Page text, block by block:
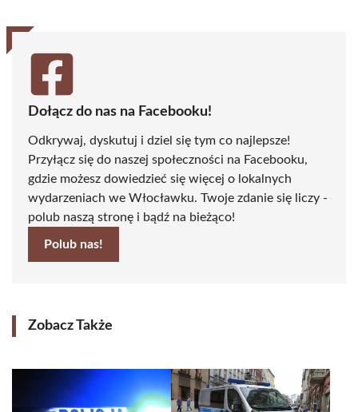
Dołącz do nas na Facebooku!
Odkrywaj, dyskutuj i dziel się tym co najlepsze!
Przyłącz się do naszej społeczności na Facebooku,
gdzie możesz dowiedzieć się więcej o lokalnych
wydarzeniach we Włocławku. Twoje zdanie się liczy -
polub naszą stronę i bądź na bieżąco!
Polub nas!
Zobacz Także